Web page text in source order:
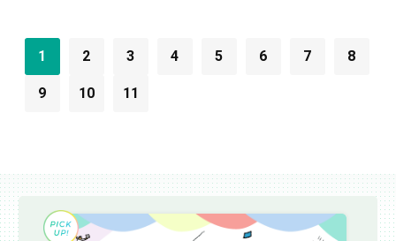
1 2 3 4 5 6 7 8
9 10 11